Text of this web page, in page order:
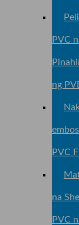
PVC
ng
PVC
na
PVC